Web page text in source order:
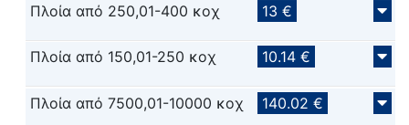
Πλοία από 250,01-400 κοχ 13 €
Πλοία από 150,01-250 κοχ 10.14 €
Πλοία από 7500,01-10000 κοχ 140.02 €